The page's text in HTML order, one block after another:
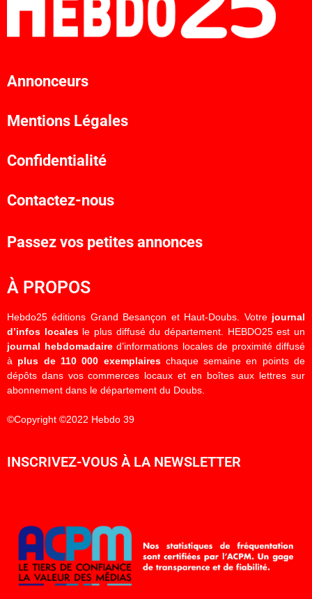
Annonceurs
Mentions Légales
Confidentialité
Contactez-nous
Passez vos petites annonces
À PROPOS
Hebdo25 éditions Grand Besançon et Haut-Doubs. Votre journal
d’infos localesle plus diffusé du département. HEBDO25 est un
journal hebdomadaired’informations locales de proximité diffusé
à plus de 110 000 exemplaireschaque semaine en points de
dépôts dans vos commerces locaux et en boîtes aux lettres sur
abonnement dans le département du Doubs.
©Copyright ©2022 Hebdo 39
INSCRIVEZ-VOUS À LA NEWSLETTER